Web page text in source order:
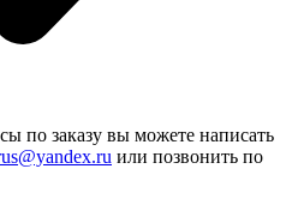
по заказу вы можете написать
или позвонить по